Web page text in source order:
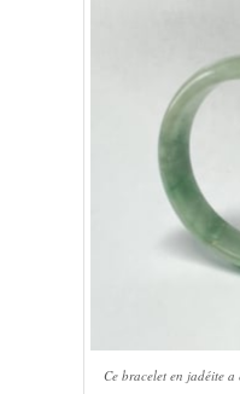
Ce bracelet en jadéite